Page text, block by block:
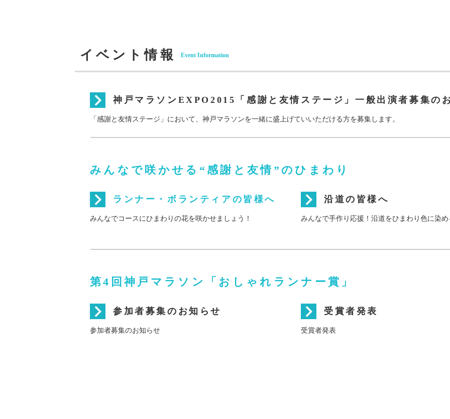
イベント情報 Event Information
神戸マラソンEXPO2015「感謝と友情ステージ」一般出演者募集の
「感謝と友情ステージ」において、神戸マラソンを一緒に盛上げていいただける方を募集します。
みんなで咲かせる“感謝と友情”のひまわり
ランナー・ボランティアの皆様へ
みんなでコースにひまわりの花を咲かせましょう！
沿道の皆様へ
みんなで手作り応援！沿道をひまわり色に染め
第4回神戸マラソン「おしゃれランナー賞」
参加者募集のお知らせ
参加者募集のお知らせ
受賞者発表
受賞者発表